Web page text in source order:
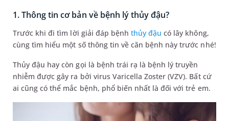
1. Thông tin cơ bản về bệnh lý thủy đậu?
Trước khi đi tìm lời giải đáp bệnh thủy đậu có lây không,
cùng tìm hiểu một số thông tin về căn bệnh này trước nhé!
Thủy đậu hay còn gọi là bệnh trái rạ là bệnh lý truyền
nhiễm được gây ra bởi virus Varicella Zoster (VZV). Bất cứ
ai cũng có thể mắc bệnh, phổ biến nhất là đối với trẻ em.